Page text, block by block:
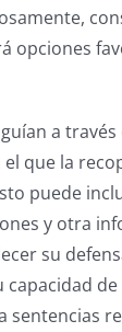
opciones
a
que la
puede
y otra
su
capacidad
sentencias